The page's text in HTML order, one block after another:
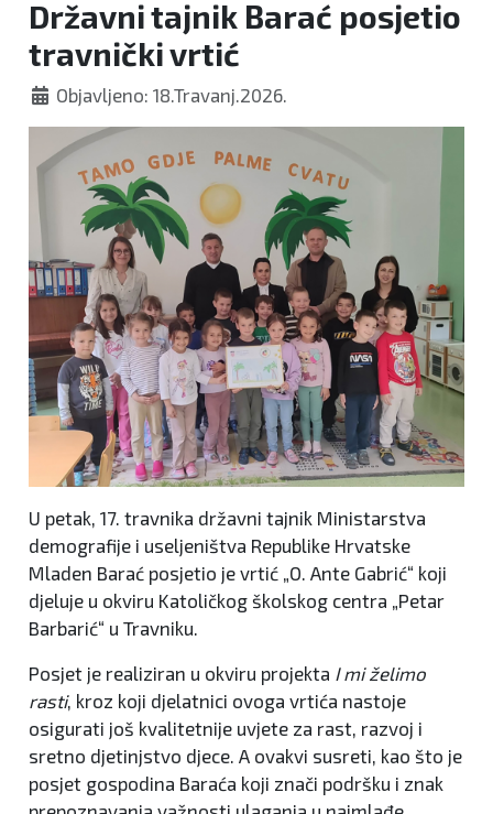
Državni tajnik Barać posjetio
travnički vrtić
Objavljeno: 18.Travanj.2026.
U petak, 17. travnika državni tajnik Ministarstva
demografije i useljeništva Republike Hrvatske
Mladen Barać posjetio je vrtić „O. Ante Gabrić“ koji
djeluje u okviru Katoličkog školskog centra „Petar
Barbarić“ u Travniku.
Posjet je realiziran u okviru projekta I mi želimo
rasti, kroz koji djelatnici ovoga vrtića nastoje
osigurati još kvalitetnije uvjete za rast, razvoj i
sretno djetinjstvo djece. A ovakvi susreti, kao što je
posjet gospodina Baraća koji znači podršku i znak